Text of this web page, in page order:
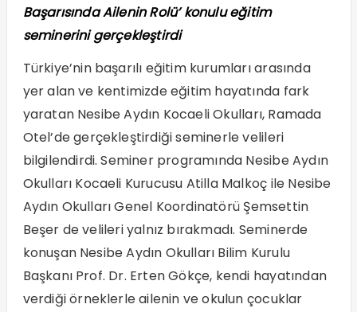
Başarısında Ailenin Rolü’ konulu eğitim
seminerini gerçekleştirdi
Türkiye’nin başarılı eğitim kurumları arasında
yer alan ve kentimizde eğitim hayatında fark
yaratan Nesibe Aydın Kocaeli Okulları, Ramada
Otel’de gerçekleştirdiği seminerle velileri
bilgilendirdi. Seminer programında Nesibe Aydın
Okulları Kocaeli Kurucusu Atilla Malkoç ile Nesibe
Aydın Okulları Genel Koordinatörü Şemsettin
Beşer de velileri yalnız bırakmadı. Seminerde
konuşan Nesibe Aydın Okulları Bilim Kurulu
Başkanı Prof. Dr. Erten Gökçe, kendi hayatından
verdiği örneklerle ailenin ve okulun çocuklar